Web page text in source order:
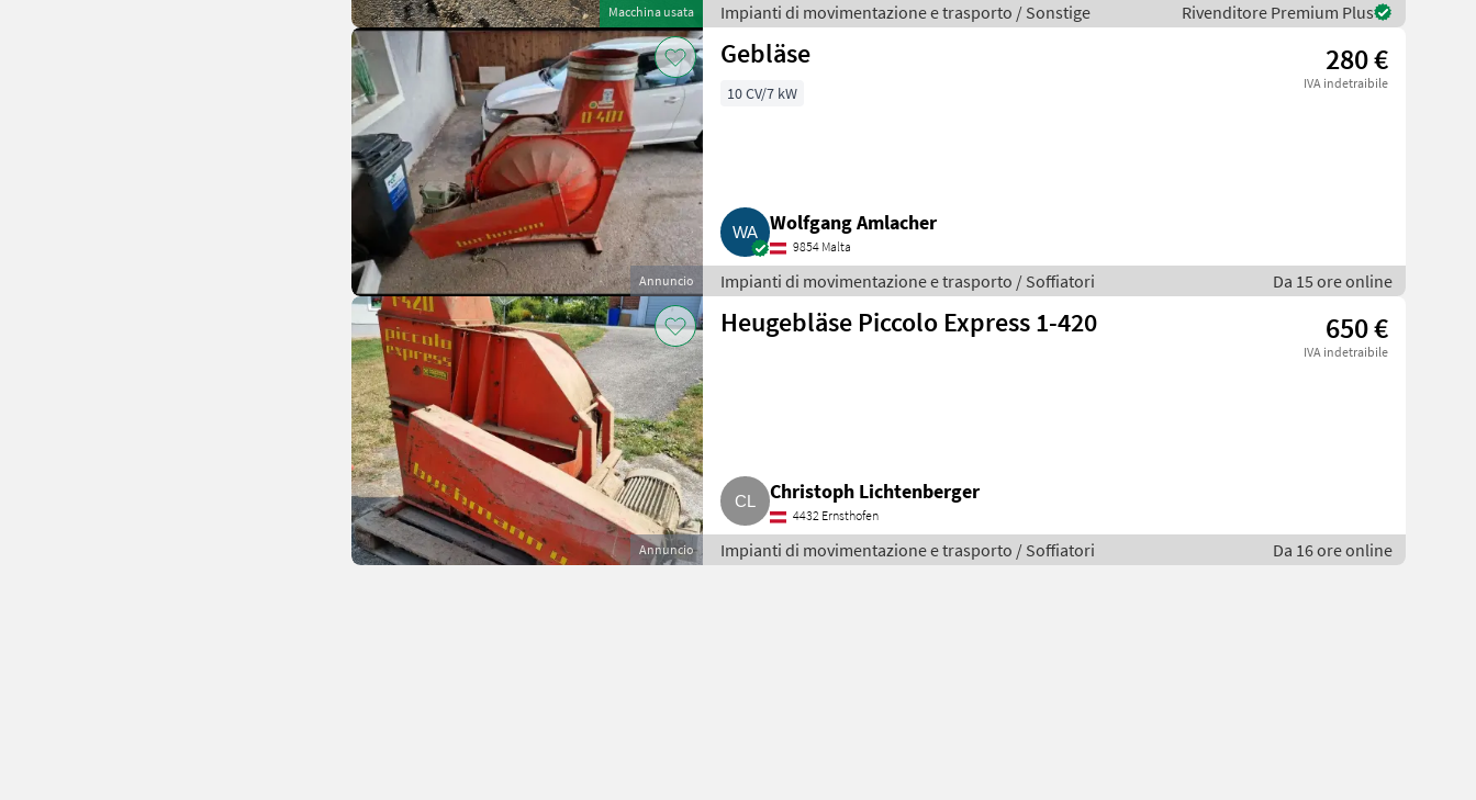
Macchina usata Impianti di movimentazione e trasporto / Sonstige Rivenditore Premium Plus
Annuncio
Gebläse 280 €
IVA indetraibile
10 CV/7 kW
Wolfgang Amlacher
9854 Malta
Impianti di movimentazione e trasporto / Soffiatori Da 15 ore online
Annuncio
Heugebläse Piccolo Express 1-420 650 €
IVA indetraibile
Christoph Lichtenberger
4432 Ernsthofen
Impianti di movimentazione e trasporto / Soffiatori Da 16 ore online